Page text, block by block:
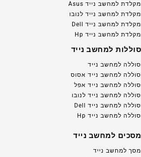
מקלדת למחשב נייד Asus
מקלדת למחשב נייד לנובו
מקלדת למחשב נייד Dell
מקלדת למחשב נייד Hp
סוללות למחשב נייד
סוללה למחשב נייד
סוללה למחשב נייד אסוס
סוללה למחשב נייד אפל
סוללה למחשב נייד לנובו
סוללה למחשב נייד Dell
סוללה למחשב נייד Hp
מסכים למחשב נייד
מסך למחשב נייד